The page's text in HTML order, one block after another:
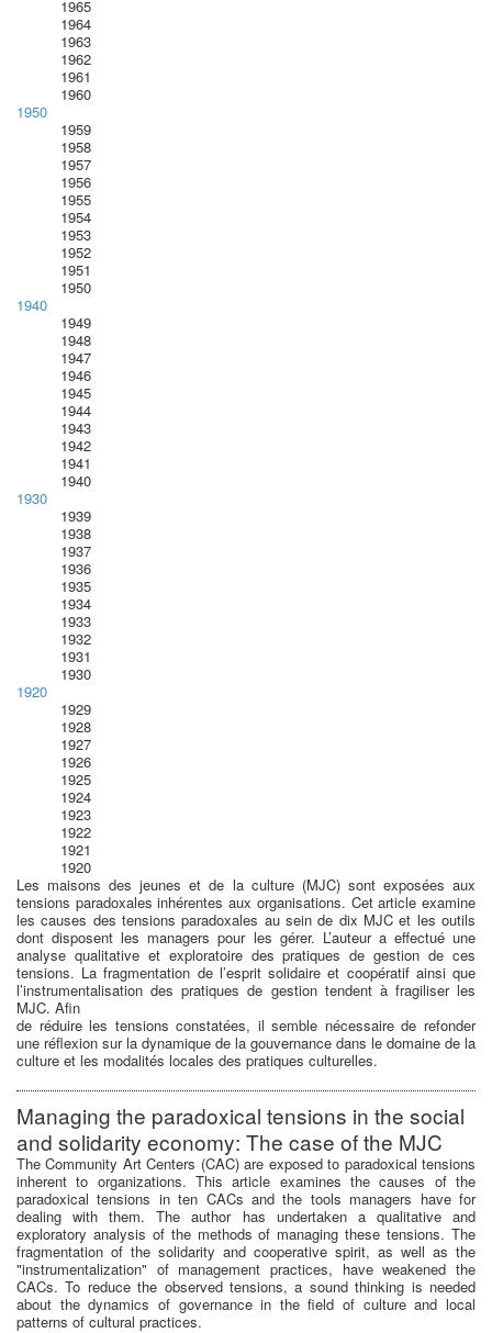
1965
1964
1963
1962
1961
1960
1950
1959
1958
1957
1956
1955
1954
1953
1952
1951
1950
1940
1949
1948
1947
1946
1945
1944
1943
1942
1941
1940
1930
1939
1938
1937
1936
1935
1934
1933
1932
1931
1930
1920
1929
1928
1927
1926
1925
1924
1923
1922
1921
1920
Les maisons des jeunes et de la culture (MJC) sont exposées aux
tensions paradoxales inhérentes aux organisations. Cet article examine
les causes des tensions paradoxales au sein de dix MJC et les outils
dont disposent les managers pour les gérer. L’auteur a effectué une
analyse qualitative et exploratoire des pratiques de gestion de ces
tensions. La fragmentation de l’esprit solidaire et coopératif ainsi que
l’instrumentalisation des pratiques de gestion tendent à fragiliser les
MJC. Afin
de réduire les tensions constatées, il semble nécessaire de refonder
une réflexion sur la dynamique de la gouvernance dans le domaine de la
culture et les modalités locales des pratiques culturelles.
Managing the paradoxical tensions in the social
and solidarity economy: The case of the MJC
The Community Art Centers (CAC) are exposed to paradoxical tensions
inherent to organizations. This article examines the causes of the
paradoxical tensions in ten CACs and the tools managers have for
dealing with them. The author has undertaken a qualitative and
exploratory analysis of the methods of managing these tensions. The
fragmentation of the solidarity and cooperative spirit, as well as the
"instrumentalization" of management practices, have weakened the
CACs. To reduce the observed tensions, a sound thinking is needed
about the dynamics of governance in the field of culture and local
patterns of cultural practices.